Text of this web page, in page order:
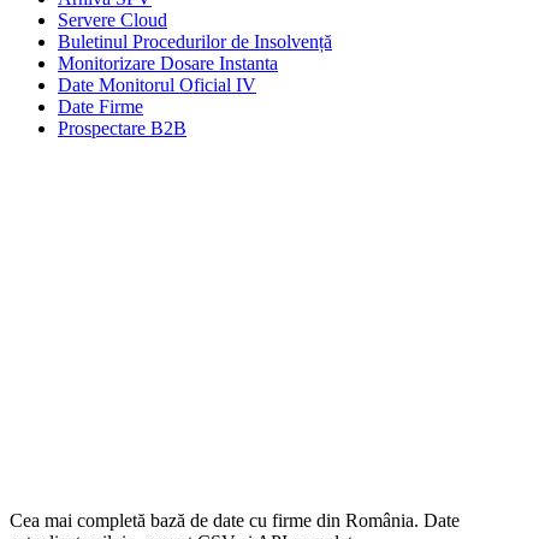
Servere Cloud
Buletinul Procedurilor de Insolvență
Monitorizare Dosare Instanta
Date Monitorul Oficial IV
Date Firme
Prospectare B2B
Cea mai completă bază de date cu firme din România. Date